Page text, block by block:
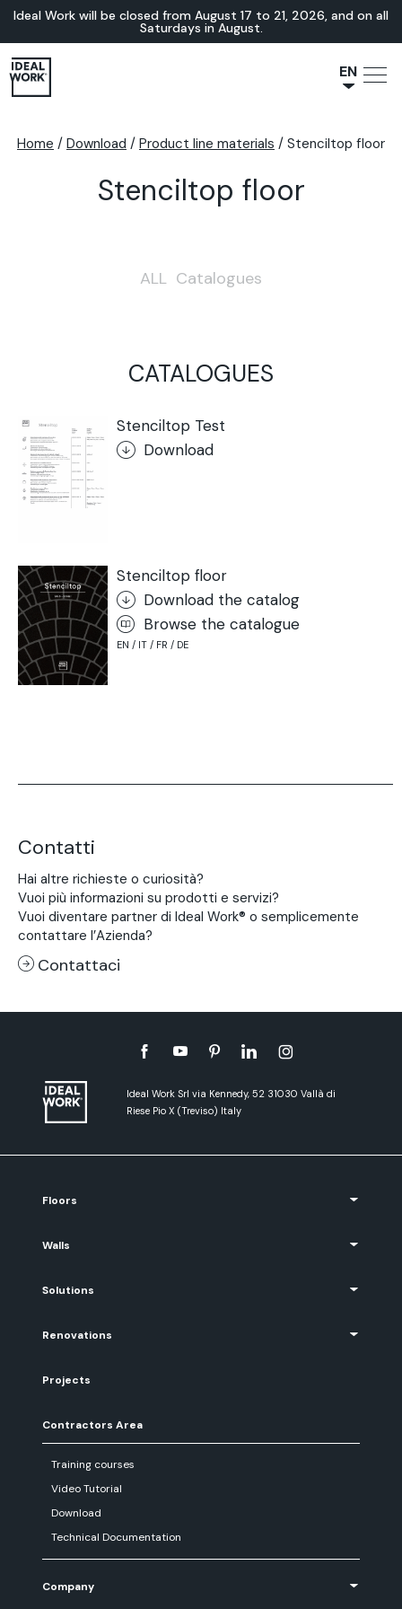
Ideal Work will be closed from August 17 to 21, 2026, and on all
Saturdays in August.
EN
Home / Download / Product line materials / Stenciltop floor
Stenciltop floor
ALL Catalogues
CATALOGUES
Stenciltop Test
Download
Stenciltop floor
Download the catalog
Browse the catalogue
EN / IT / FR / DE
Contatti
Hai altre richieste o curiosità?
Vuoi più informazioni su prodotti e servizi?
Vuoi diventare partner di Ideal Work® o semplicemente
contattare l’Azienda?
Contattaci
Ideal Work Srl via Kennedy, 52 31030 Vallà di
Riese Pio X (Treviso) Italy
Floors
Walls
Solutions
Renovations
Projects
Contractors Area
Training courses
Video Tutorial
Download
Technical Documentation
Company